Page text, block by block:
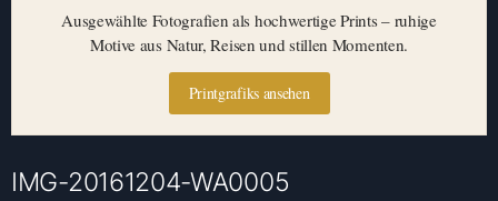
Ausgewählte Fotografien als hochwertige Prints – ruhige
Motive aus Natur, Reisen und stillen Momenten.
Printgrafiks ansehen
IMG-20161204-WA0005